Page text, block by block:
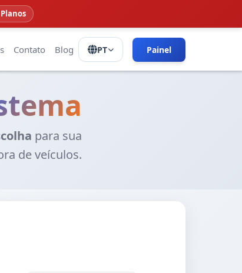
Contato Blog PT Painel
para sua
de veículos.